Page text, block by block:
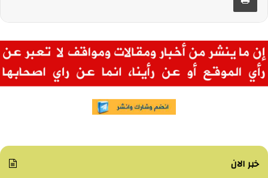
خبر الان